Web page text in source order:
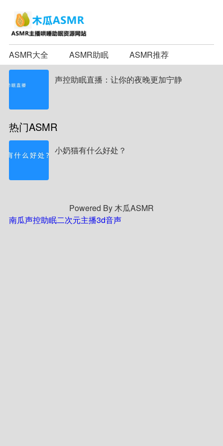
ASMR大全 ASMR助眠 ASMR推荐
声控助眠直播：让你的夜晚更加宁静
热门ASMR
小奶猫有什么好处？
Powered By 木瓜ASMR
南瓜声控助眠二次元主播3d音声